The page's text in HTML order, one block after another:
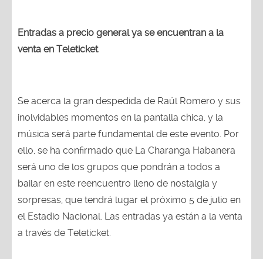
Entradas a precio general ya se encuentran a la
venta en Teleticket
Se acerca la gran despedida de Raúl Romero y sus
inolvidables momentos en la pantalla chica, y la
música será parte fundamental de este evento. Por
ello, se ha confirmado que La Charanga Habanera
será uno de los grupos que pondrán a todos a
bailar en este reencuentro lleno de nostalgia y
sorpresas, que tendrá lugar el próximo 5 de julio en
el Estadio Nacional. Las entradas ya están a la venta
a través de Teleticket.